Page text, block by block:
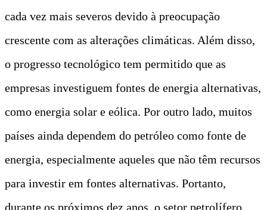
cada vez mais severos devido à preocupação
crescente com as alterações climáticas. Além disso,
o progresso tecnológico tem permitido que as
empresas investiguem fontes de energia alternativas,
como energia solar e eólica. Por outro lado, muitos
países ainda dependem do petróleo como fonte de
energia, especialmente aqueles que não têm recursos
para investir em fontes alternativas. Portanto,
durante os próximos dez anos, o setor petrolífero